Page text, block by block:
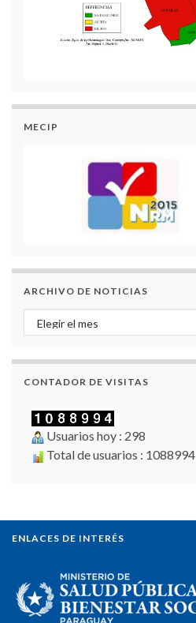
MECIP
ARCHIVO DE NOTICIAS
Archivo de Noticias
CONTADOR DE VISITAS
Usuarios hoy : 298
Total de usuarios : 1088994
ENLACES DE INTERÉS